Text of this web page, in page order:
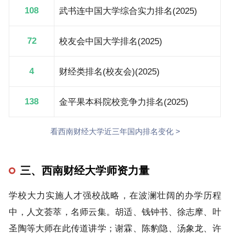
108 武书连中国大学综合实力排名(2025)
72 校友会中国大学排名(2025)
4 财经类排名(校友会)(2025)
138 金平果本科院校竞争力排名(2025)
看西南财经大学近三年国内排名变化 >
三、西南财经大学师资力量
学校大力实施人才强校战略，在波澜壮阔的办学历程
中，人文荟萃，名师云集。胡适、钱钟书、徐志摩、叶
圣陶等大师在此传道讲学；谢霖、陈豹隐、汤象龙、许